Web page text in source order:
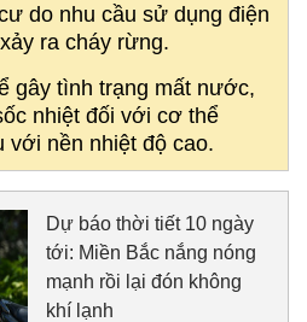
do nhu cầu sử dụng điện
ra cháy rừng.
gây tình trạng mất nước,
nhiệt đối với cơ thể
với nền nhiệt độ cao.
Dự báo thời tiết 10 ngày
tới: Miền Bắc nắng nóng
mạnh rồi lại đón không
khí lạnh